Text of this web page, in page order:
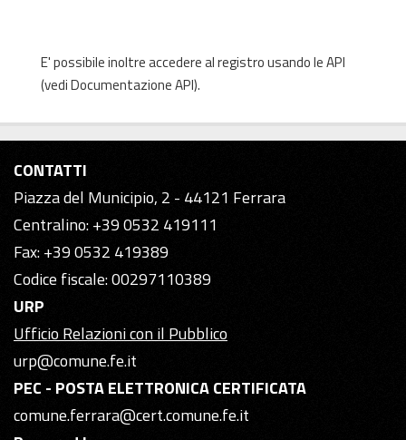
E' possibile inoltre accedere al registro usando leAPI
(vediDocumentazione API).
CONTATTI
Piazza del Municipio, 2 - 44121 Ferrara
Centralino: +39 0532 419111
Fax: +39 0532 419389
Codice fiscale: 00297110389
URP
Ufficio Relazioni con il Pubblico
urp@comune.fe.it
PEC - POSTA ELETTRONICA CERTIFICATA
comune.ferrara@cert.comune.fe.it